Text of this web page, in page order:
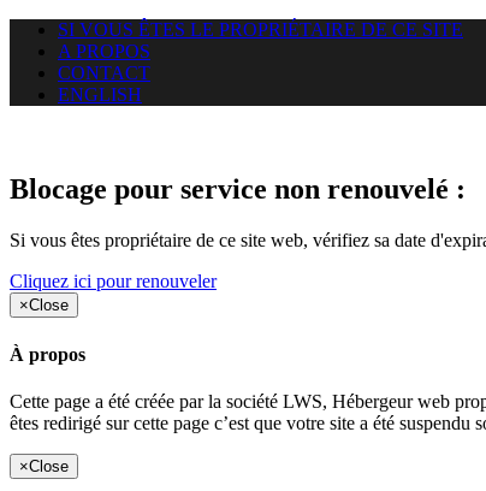
SI VOUS ÊTES LE PROPRIÉTAIRE DE CE SITE
A PROPOS
CONTACT
ENGLISH
Blocage pour service non renouvelé :
Si vous êtes propriétaire de ce site web, vérifiez sa date
Cliquez ici pour renouveler
×Close
À propos
Cette page a été créée par la société LWS, Hébergeur web
êtes redirigé sur cette page c’est que votre site a été
×Close